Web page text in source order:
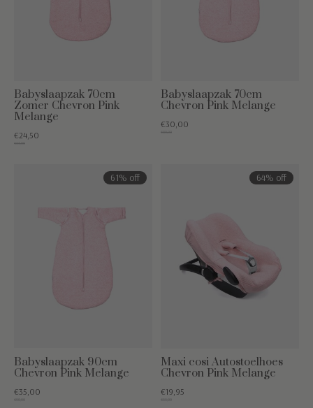
Babyslaapzak 70cm
Zomer Chevron Pink
Melange
€24,50
€55,00
Babyslaapzak 70cm
Chevron Pink Melange
€30,00
€80,00
61% off
Babyslaapzak 90cm
Chevron Pink Melange
€35,00
€90,00
64% off
Maxi cosi Autostoelhoes
Chevron Pink Melange
€19,95
€55,00